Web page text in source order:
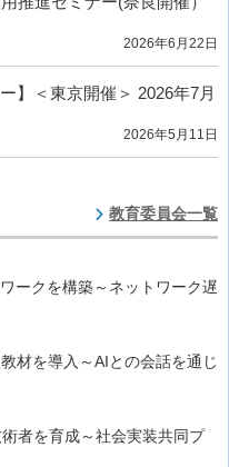
2026年6月22日
】＜東京開催＞ 2026年7月
2026年5月11日
教育委員会一覧
ークを構築～ネットワーク遅
材を導入～AIとの会話を通じ
者を育成～社会実装共同プ